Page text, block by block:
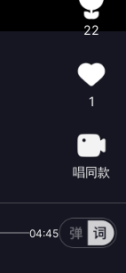
22
1
唱同款
04:45